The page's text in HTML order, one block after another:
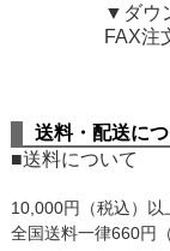
▼ダウ
FAX注
送料・配送に
■送料について
10,000円 （税込）
全国送料一律660円